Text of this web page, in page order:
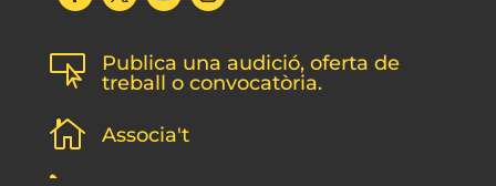

Publica una audició, oferta de
treball o convocatòria.
 Associa't